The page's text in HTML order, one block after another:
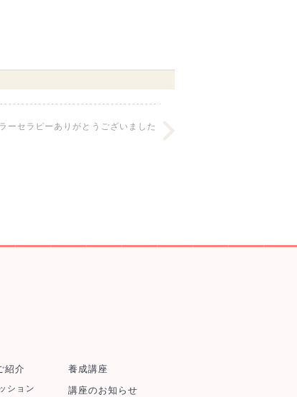
ーセラピーありがとうございました
紹介
ション
養成講座
講座のお知らせ